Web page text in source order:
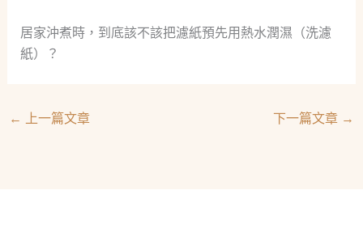
居家沖煮時，到底該不該把濾紙預先用熱水潤濕（洗濾
紙）？
← 上一篇文章 下一篇文章 →